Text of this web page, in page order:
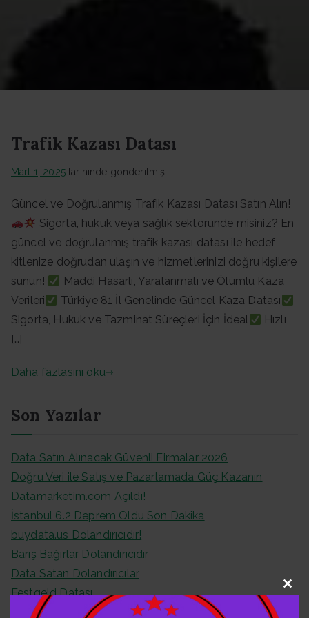
Trafik Kazası Datası
Mart 1, 2025tarihinde gönderilmiş
Güncel ve Doğrulanmış Trafik Kazası Datası Satın Alın!
Sigorta, hukuk veya sağlık sektöründe misiniz? En
güncel ve doğrulanmış trafik kazası datası ile hedef
kitlenize doğrudan ulaşın ve hizmetlerinizi doğru kişilere
sunun!
Maddi Hasarlı, Yaralanmalı ve Ölümlü Kaza
Verileri
Türkiye 81 İl Genelinde Güncel Kaza Datası
Sigorta, Hukuk ve Tazminat Süreçleri İçin İdeal
Hızlı
[…]
Daha fazlasını oku
Son Yazılar
Data Satın Alınacak Güvenli Firmalar 2026
Doğru Veri ile Satış ve Pazarlamada Güç Kazanın
Datamarketim.com Açıldı!
İstanbul 6.2 Deprem Oldu Son Dakika
buydata.us Dolandırıcıdır!
Barış Bağırlar Dolandırıcıdır
Data Satan Dolandırıcılar
Festgeld Datası
Almanya Festgeld Datası